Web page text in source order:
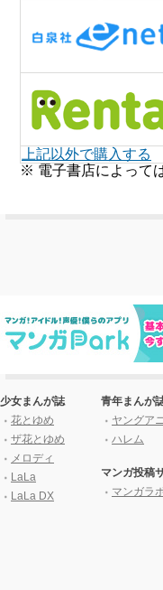
上記以外で購入する
※ 電子書店によって
少女まんが誌
花とゆめ
ザ花とゆめ
メロディ
LaLa
LaLa DX
青年まんが
ヤングア
ハレム
マンガ投稿
マンガラ